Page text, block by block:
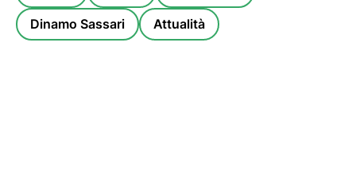
Dinamo Sassari Attualità